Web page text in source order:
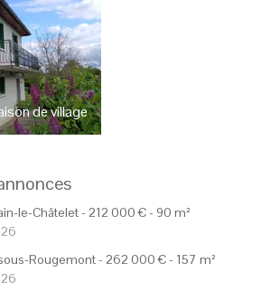
Sevenans
le-Châtelet - 212 000 €- 90 m²
Rougemont - 262 000 €- 157 m²